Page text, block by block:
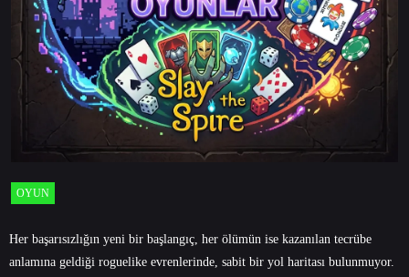
OYUN
Her başarısızlığın yeni bir başlangıç, her ölümün ise kazanılan tecrübe
anlamına geldiği roguelike evrenlerinde, sabit bir yol haritası bulunmuyor.